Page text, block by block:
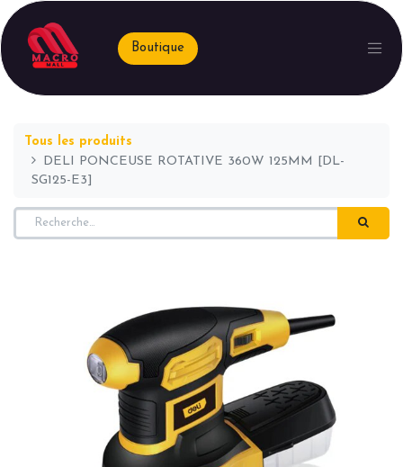
Boutique
Tous les produits
DELI PONCEUSE ROTATIVE 360W 125MM [DL-
SG125-E3]